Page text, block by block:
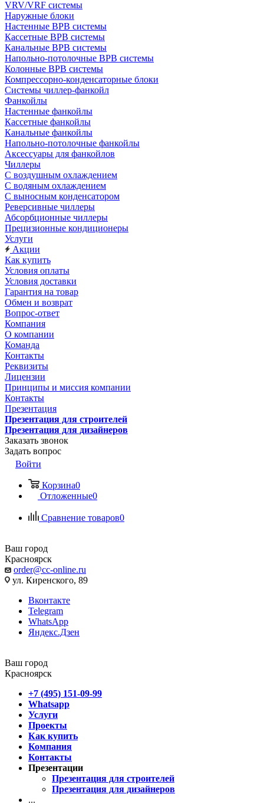
VRV/VRF системы
Наружные блоки
Настенные ВРВ системы
Кассетные ВРВ системы
Канальные ВРВ системы
Напольно-потолочные ВРВ системы
Колонные ВРВ системы
Компрессорно-конденсаторные блоки
Системы чиллер-фанкойл
Фанкойлы
Настенные фанкойлы
Кассетные фанкойлы
Канальные фанкойлы
Напольно-потолочные фанкойлы
Аксессуары для фанкойлов
Чиллеры
С воздушным охлаждением
С водяным охлаждением
С выносным конденсатором
Реверсивные чиллеры
Абсорбционные чиллеры
Прецизионные кондиционеры
Услуги
Акции
Как купить
Условия оплаты
Условия доставки
Гарантия на товар
Обмен и возврат
Вопрос-ответ
Компания
О компании
Команда
Контакты
Реквизиты
Лицензии
Принципы и миссия компании
Контакты
Презентация
Презентация для строителей
Презентация для дизайнеров
Заказать звонок
Задать вопрос
Войти
Корзина0
Отложенные0
Сравнение товаров0
Ваш город
Красноярск
order@cc-online.ru
ул. Киренского, 89
Вконтакте
Telegram
WhatsApp
Яндекс.Дзен
Ваш город
Красноярск
+7 (495) 151-09-99
Whatsapp
Услуги
Проекты
Как купить
Компания
Контакты
Презентации
Презентация для строителей
Презентация для дизайнеров
...